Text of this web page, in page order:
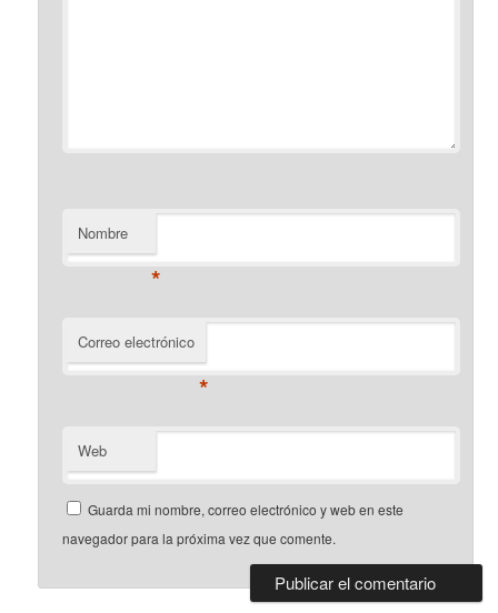
Nombre
*
Correo electrónico
*
Web
Guarda mi nombre, correo electrónico y web en este
navegador para la próxima vez que comente.